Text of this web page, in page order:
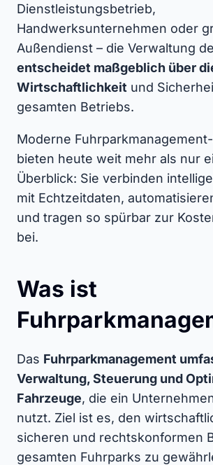
Dienstleistungsbetrieb,
Handwerksunternehmen oder
Außendienst – die Verwaltung
entscheidet maßgeblich über
Wirtschaftlichkeit und
gesamten Betriebs.
Moderne
bieten heute weit mehr als nur
Überblick: Sie verbinden
mit Echtzeitdaten,
und tragen so spürbar zur
bei.
Was ist
Das Fuhrparkmanagement
Verwaltung, Steuerung und
Fahrzeuge, die ein
nutzt. Ziel ist es, den
sicheren und rechtskonformen
gesamten Fuhrparks zu